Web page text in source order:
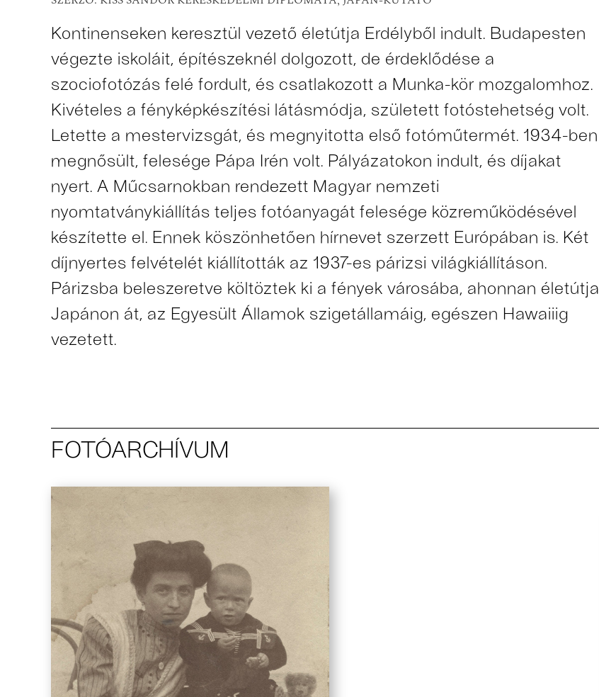
Kontinenseken keresztül vezető életútja Erdélyből indult. Budapesten
végezte iskoláit, építészeknél dolgozott, de érdeklődése a
szociofotózás felé fordult, és csatlakozott a Munka-kör mozgalomhoz.
Kivételes a fényképkészítési látásmódja, született fotóstehetség volt.
Letette a mestervizsgát, és megnyitotta első fotóműtermét. 1934-ben
megnősült, felesége Pápa Irén volt. Pályázatokon indult, és díjakat
nyert. A Műcsarnokban rendezett Magyar nemzeti
nyomtatványkiállítás teljes fotóanyagát felesége közreműködésével
készítette el. Ennek köszönhetően hírnevet szerzett Európában is. Két
díjnyertes felvételét kiállították az 1937-es párizsi világkiállításon.
Párizsba beleszeretve költöztek ki a fények városába, ahonnan életútja
Japánon át, az Egyesült Államok szigetállamáig, egészen Hawaiiig
vezetett.
FOTÓARCHÍVUM